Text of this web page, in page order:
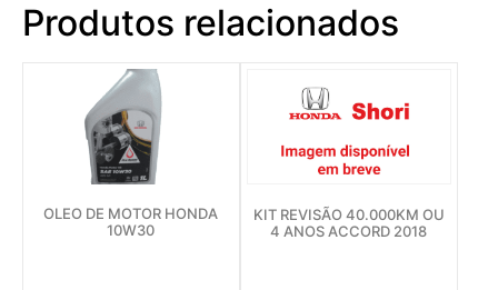
Produtos relacionados
OLEO DE MOTOR HONDA
10W30
KIT REVISÃO 40.000KM OU
4 ANOS ACCORD 2018